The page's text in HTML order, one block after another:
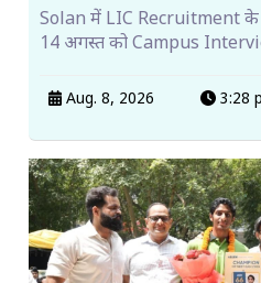
Solan में LIC Recruitment के
14 अगस्त को Campus
Aug. 8, 2026 3:28